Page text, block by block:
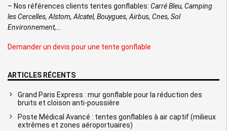
– Nos références clients tentes gonflables: Carré Bleu, Camping
les Cercelles, Alstom, Alcatel, Bouygues, Airbus, Cnes, Sol
Environnement,…
Demander un devis pour une tente gonflable
ARTICLES RÉCENTS
Grand Paris Express : mur gonflable pour la réduction des
bruits et cloison anti-poussière
Poste Médical Avancé : tentes gonflables à air captif (milieux
extrêmes et zones aéroportuaires)